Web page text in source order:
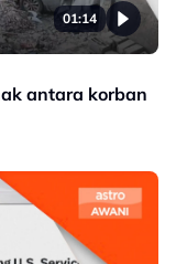
01:14
antara korban